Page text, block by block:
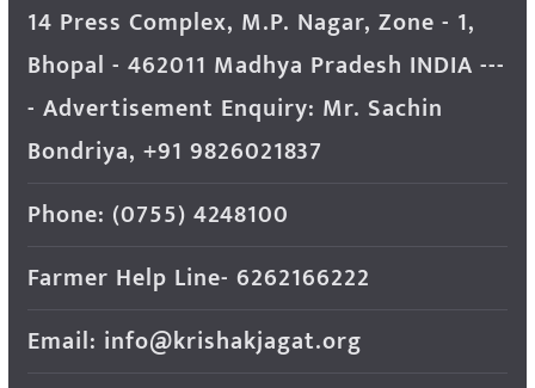
14 Press Complex, M.P. Nagar, Zone - 1,
Bhopal - 462011 Madhya Pradesh INDIA ---
- Advertisement Enquiry: Mr. Sachin
Bondriya, +91 9826021837
Phone: (0755) 4248100
Farmer Help Line- 6262166222
Email: info@krishakjagat.org